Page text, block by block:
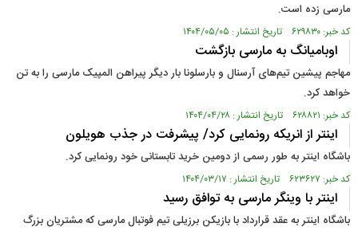
مارسی زده است.
کد خبر: ۶۲۹۸۳۰ تاریخ انتشار : ۱۴۰۴/۰۵/۰۵
اوبامیانگ به مارسی بازگشت
مهاجم پیشین تیم‌های آرسنال و بارسلونا بار دیگر پیراهن المپیک مارسی را به تن
خواهد کرد.
کد خبر: ۶۲۸۸۲۱ تاریخ انتشار : ۱۴۰۴/۰۴/۲۸
اینتر از انریکه رونمایی کرد/ پیشرفت در جذب هویلون
باشگاه اینتر به طور رسمی از دومین خرید تابستانی خود رونمایی کرد.
کد خبر: ۶۲۳۶۲۷ تاریخ انتشار : ۱۴۰۴/۰۳/۱۷
اینتر با وینگر مارسی به توافق رسید
باشگاه اینتر به عقد قرارداد با بازیکن برزیلی تیم فوتبال مارسی که مشتریان بزرگ